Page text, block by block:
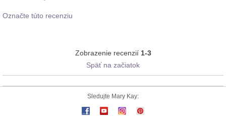
Označte túto recenziu
Zobrazenie recenzií 1-3
Späť na začiatok
Sledujte Mary Kay: